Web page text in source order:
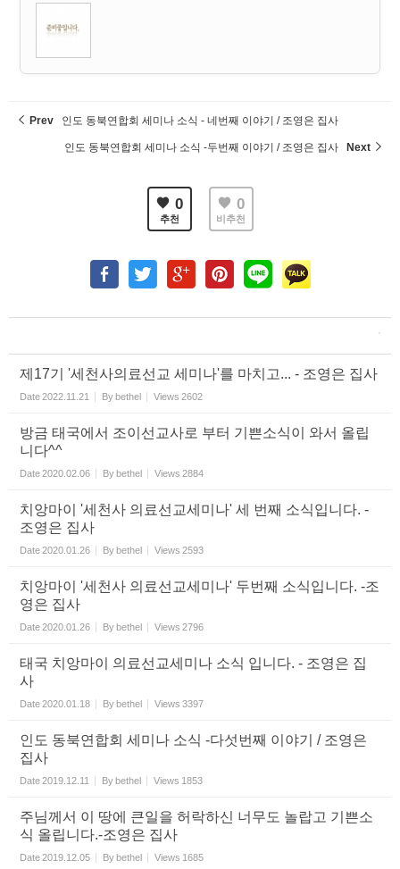
Prev 인도 동북연합회 세미나 소식 - 네번째 이야기 / 조영은 집사
인도 동북연합회 세미나 소식 -두번째 이야기 / 조영은 집사 Next
0
추천
0
비추천
제17기 '세천사의료선교 세미나'를 마치고... - 조영은 집사
Date2022.11.21 By bethel Views 2602
방금 태국에서 조이선교사로 부터 기쁜소식이 와서 올립
니다^^
Date2020.02.06 By bethel Views 2884
치앙마이 '세천사 의료선교세미나' 세 번째 소식입니다. -
조영은 집사
Date2020.01.26 By bethel Views 2593
치앙마이 '세천사 의료선교세미나' 두번째 소식입니다. -조
영은 집사
Date2020.01.26 By bethel Views 2796
태국 치앙마이 의료선교세미나 소식 입니다. - 조영은 집
사
Date2020.01.18 By bethel Views 3397
인도 동북연합회 세미나 소식 -다섯번째 이야기 / 조영은
집사
Date2019.12.11 By bethel Views 1853
주님께서 이 땅에 큰일을 허락하신 너무도 놀랍고 기쁜소
식 올립니다.-조영은 집사
Date2019.12.05 By bethel Views 1685